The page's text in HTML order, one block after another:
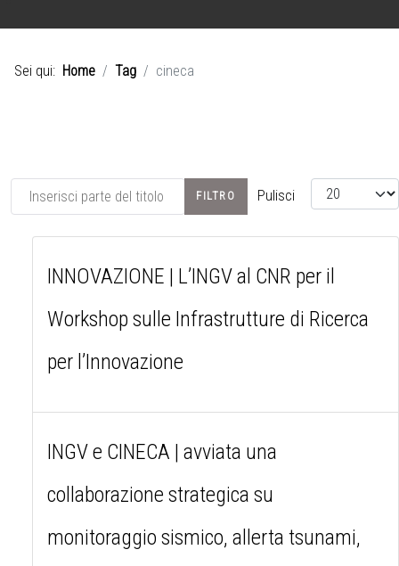
Sei qui: Home Tag cineca
Inserisci parte del titolo FILTRO Pulisci Visualizza #
INNOVAZIONE | L’INGV al CNR per il
Workshop sulle Infrastrutture di Ricerca
per l’Innovazione
INGV e CINECA | avviata una
collaborazione strategica su
monitoraggio sismico, allerta tsunami,